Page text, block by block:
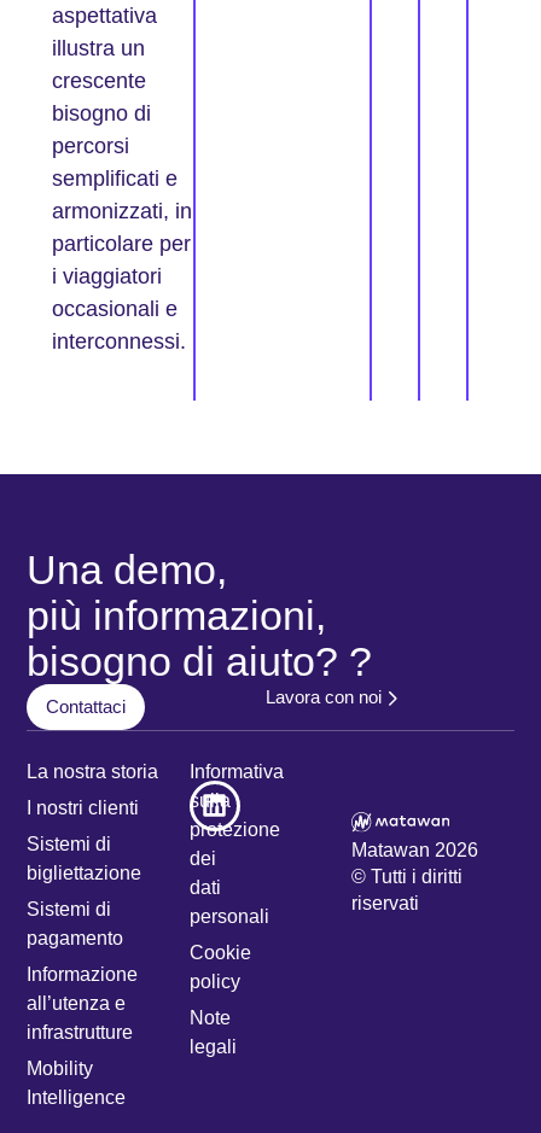
aspettativa
illustra un
crescente
bisogno di
percorsi
semplificati e
armonizzati, in
particolare per
i viaggiatori
occasionali e
interconnessi.
Una demo,
più informazioni,
bisogno di aiuto? ?
Contattaci Lavora con noi
La nostra storia
I nostri clienti
Sistemi di
bigliettazione
Sistemi di
pagamento
Informazione
all’utenza e
infrastrutture
Mobility
Intelligence
Informativa
sulla
protezione
dei
dati
personali
Cookie
policy
Note
legali
Matawan 2026
© Tutti i diritti
riservati